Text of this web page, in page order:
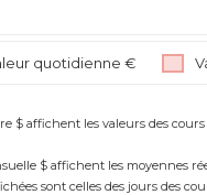
quotidienne €
$ affichent les valeurs des
$ affichent les moyennes
sont celles des jours des